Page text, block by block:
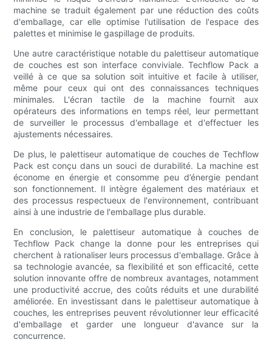
machine se traduit également par une réduction des coûts
d'emballage, car elle optimise l'utilisation de l'espace des
palettes et minimise le gaspillage de produits.
Une autre caractéristique notable du palettiseur automatique
de couches est son interface conviviale. Techflow Pack a
veillé à ce que sa solution soit intuitive et facile à utiliser,
même pour ceux qui ont des connaissances techniques
minimales. L'écran tactile de la machine fournit aux
opérateurs des informations en temps réel, leur permettant
de surveiller le processus d'emballage et d'effectuer les
ajustements nécessaires.
De plus, le palettiseur automatique de couches de Techflow
Pack est conçu dans un souci de durabilité. La machine est
économe en énergie et consomme peu d’énergie pendant
son fonctionnement. Il intègre également des matériaux et
des processus respectueux de l'environnement, contribuant
ainsi à une industrie de l'emballage plus durable.
En conclusion, le palettiseur automatique à couches de
Techflow Pack change la donne pour les entreprises qui
cherchent à rationaliser leurs processus d'emballage. Grâce à
sa technologie avancée, sa flexibilité et son efficacité, cette
solution innovante offre de nombreux avantages, notamment
une productivité accrue, des coûts réduits et une durabilité
améliorée. En investissant dans le palettiseur automatique à
couches, les entreprises peuvent révolutionner leur efficacité
d'emballage et garder une longueur d'avance sur la
concurrence.